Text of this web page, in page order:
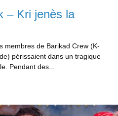
– Kri jenès la
membres de Barikad Crew (K-
périssaient dans un tragique
Pendant des...